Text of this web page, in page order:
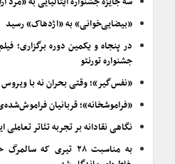
«بیضایی‌خوانی» به «اژدهاک» رسید
در پنجاه و یکمین دوره برگزاری؛
جشنواره تورنتو
«نفس‌گیر»؛ وقتی بحران نه با ویروس
«فراموشخانه»؛ قربانیان
نگاهی نقادانه بر تجربه تئاتر
به مناسبت ۲۸ تیری